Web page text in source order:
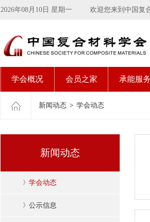
2026年08月10日 星期一 欢迎您来到中国复
学会概况 会员之家 承能服
新闻动态 > 学会动态
新闻动态
》 学会动态
》 公示信息